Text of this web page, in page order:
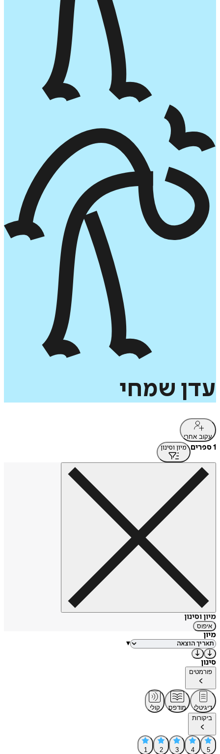
עדן שמחי
עקוב אחרי
1 ספרים מיון וסינון
מיון וסינון
איפוס
מיון
▾
סינון
פורמטים
דיגיטלי מודפס
קולי
ביקורות
5
4
3
2
1